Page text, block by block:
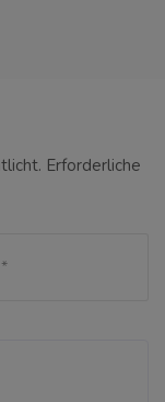
Erforderliche